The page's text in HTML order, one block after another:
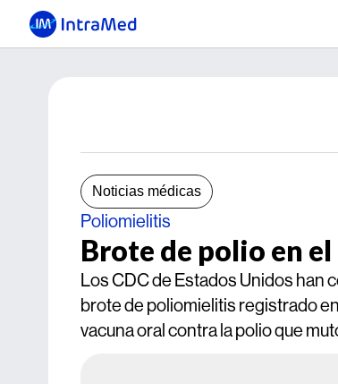
Noticias médicas
Poliomielitis
Brote de polio en
Los CDC de Estados Unidos han
brote de poliomielitis registrado
vacuna oral contra la polio que